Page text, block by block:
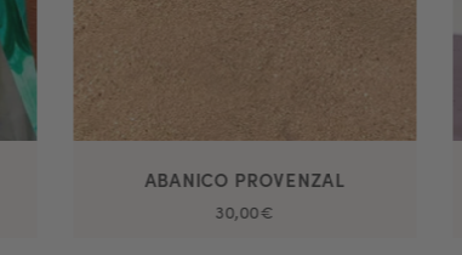
ABANICO PROVENZAL
30,00€